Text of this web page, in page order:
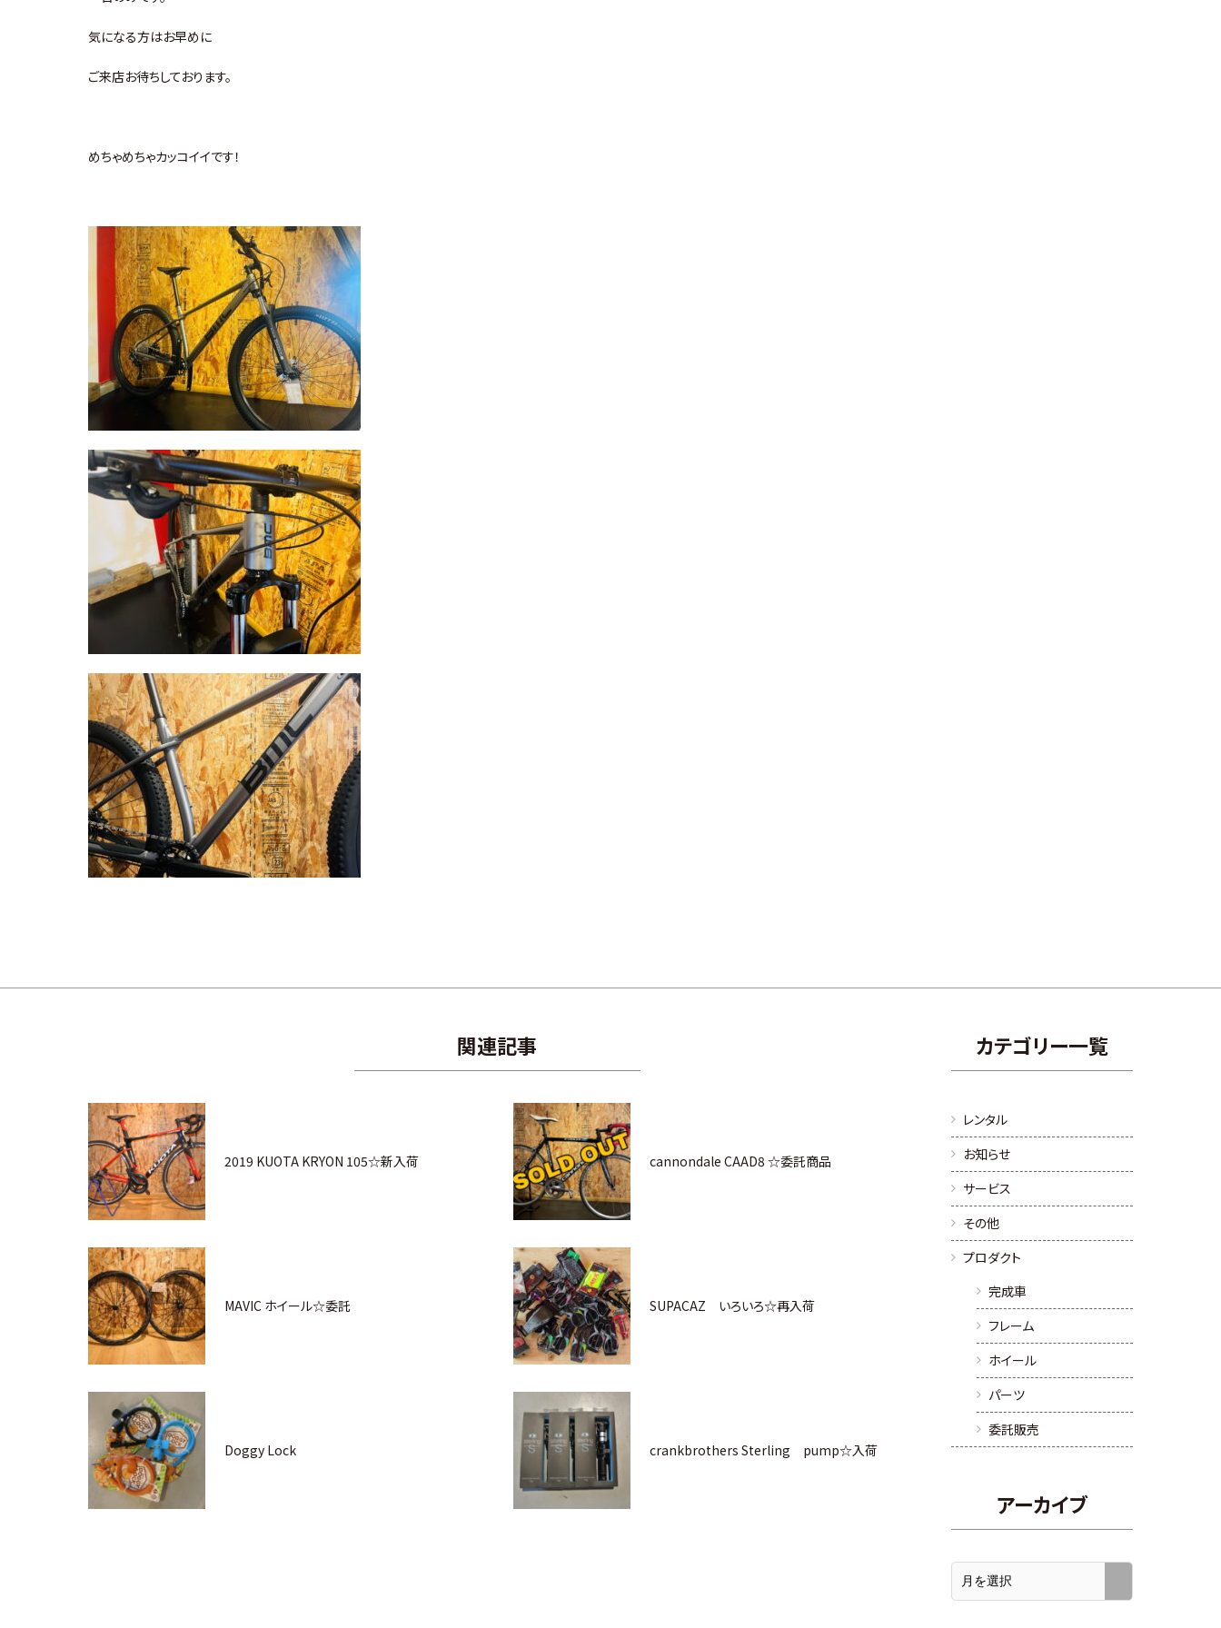
気になる方はお早めに
ご来店お待ちしております。
めちゃめちゃカッコイイです！
関連記事
2019 KUOTA KRYON 105☆新入荷 cannondale CAAD8 ☆委託商品
MAVIC ホイール☆委託 SUPACAZ いろいろ☆再入荷
Doggy Lock crankbrothers Sterling pump☆入荷
カテゴリー一覧
レンタル
お知らせ
サービス
その他
プロダクト
完成車
フレーム
ホイール
パーツ
委託販売
アーカイブ